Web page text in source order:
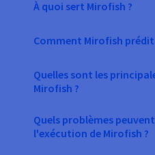
À quoi sert Mirofish ?
Comment Mirofish
Quelles sont les
Mirofish ?
Quels problèmes
l'exécution de Mirofish ?